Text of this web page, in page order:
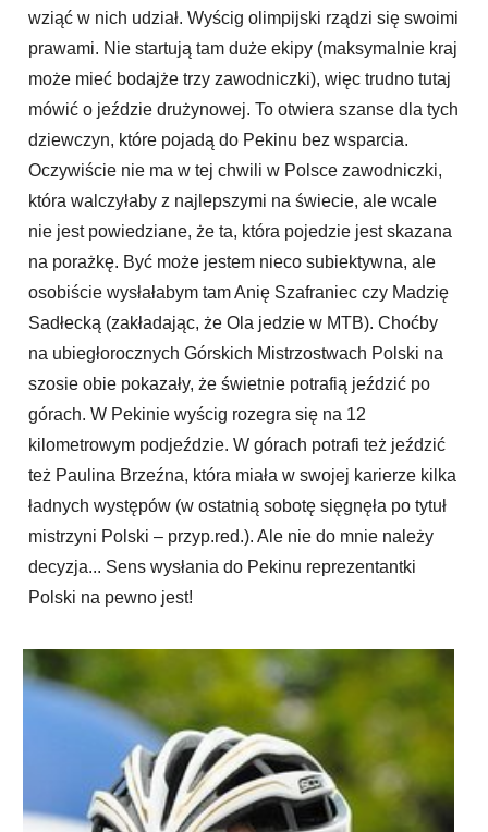
wziąć w nich udział. Wyścig olimpijski rządzi się swoimi
prawami. Nie startują tam duże ekipy (maksymalnie kraj
może mieć bodajże trzy zawodniczki), więc trudno tutaj
mówić o jeździe drużynowej. To otwiera szanse dla tych
dziewczyn, które pojadą do Pekinu bez wsparcia.
Oczywiście nie ma w tej chwili w Polsce zawodniczki,
która walczyłaby z najlepszymi na świecie, ale wcale
nie jest powiedziane, że ta, która pojedzie jest skazana
na porażkę. Być może jestem nieco subiektywna, ale
osobiście wysłałabym tam Anię Szafraniec czy Madzię
Sadłecką (zakładając, że Ola jedzie w MTB). Choćby
na ubiegłorocznych Górskich Mistrzostwach Polski na
szosie obie pokazały, że świetnie potrafią jeździć po
górach. W Pekinie wyścig rozegra się na 12
kilometrowym podjeździe. W górach potrafi też jeździć
też Paulina Brzeźna, która miała w swojej karierze kilka
ładnych występów (w ostatnią sobotę sięgnęła po tytuł
mistrzyni Polski – przyp.red.). Ale nie do mnie należy
decyzja... Sens wysłania do Pekinu reprezentantki
Polski na pewno jest!